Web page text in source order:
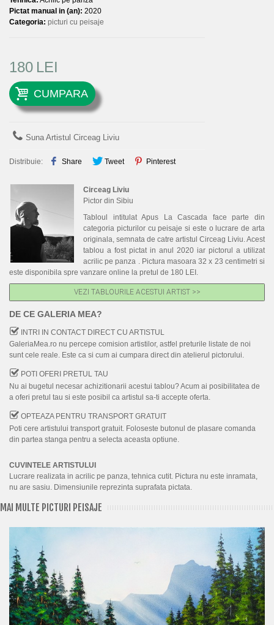
Pictat manual in (an): 2020
Categoria: picturi cu peisaje
180 LEI
CUMPARA
Suna Artistul Circeag Liviu
Distribuie: Share Tweet Pinterest
Circeag Liviu
Pictor din Sibiu
Tabloul intitulat Apus La Cascada face parte din
categoria picturilor cu peisaje si este o lucrare de arta
originala, semnata de catre artistul Circeag Liviu. Acest
tablou a fost pictat in anul 2020 iar pictorul a utilizat
acrilic pe panza . Pictura masoara 32 x 23 centimetri si
este disponibila spre vanzare online la pretul de 180 LEI.
VEZI TABLOURILE ACESTUI ARTIST >>
DE CE GALERIA MEA?
INTRI IN CONTACT DIRECT CU ARTISTUL
GaleriaMea.ro nu percepe comision artistilor, astfel preturile listate de noi
sunt cele reale. Este ca si cum ai cumpara direct din atelierul pictorului.
POTI OFERI PRETUL TAU
Nu ai bugetul necesar achizitionarii acestui tablou? Acum ai posibilitatea de
a oferi pretul tau si este posibil ca artistul sa-ti accepte oferta.
OPTEAZA PENTRU TRANSPORT GRATUIT
Poti cere artistului transport gratuit. Foloseste butonul de plasare comanda
din partea stanga pentru a selecta aceasta optiune.
CUVINTELE ARTISTULUI
Lucrare realizata in acrilic pe panza, tehnica cutit. Pictura nu este inramata,
nu are sasiu. Dimensiunile reprezinta suprafata pictata.
MAI MULTE PICTURI PEISAJE